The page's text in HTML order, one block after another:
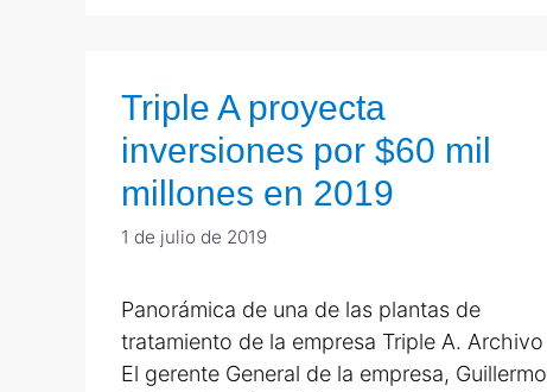
Triple A proyecta
inversiones por $60 mil
millones en 2019
1 de julio de 2019
Panorámica de una de las plantas de
tratamiento de la empresa Triple A. Archivo
El gerente General de la empresa, Guillermo